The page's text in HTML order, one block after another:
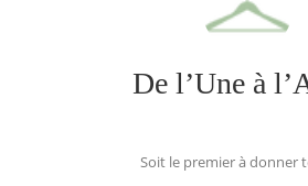
De l’Une à
Soit le premier à donner